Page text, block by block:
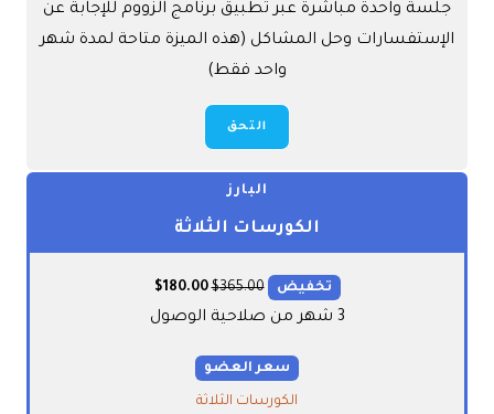
جلسة واحدة مباشرة عبر تطبيق برنامج الزووم للإجابة عن
الإستفسارات وحل المشاكل (هذه الميزة متاحة لمدة شهر
واحد فقط)
التحق
البارز
الكورسات الثلاثة
تخفيض $365.00
$ 180.00
3 شهر من صلاحية الوصول
سعر العضو
الكورسات الثلاثة